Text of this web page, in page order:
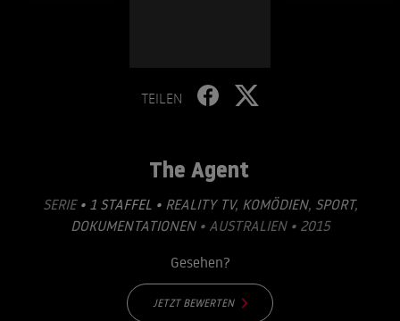
TEILEN
The Agent
SERIE • 1 STAFFEL • REALITY TV, KOMÖDIEN, SPORT,
DOKUMENTATIONEN• AUSTRALIEN • 2015
Gesehen?
JETZT BEWERTEN